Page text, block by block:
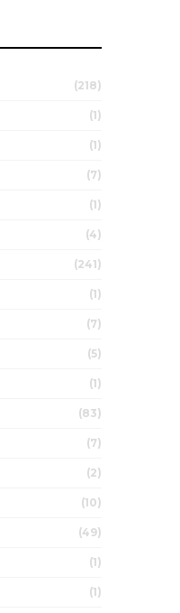
(218)
(1)
(1)
(7)
(1)
(4)
(241)
(1)
(7)
(5)
(1)
(83)
(7)
(2)
(10)
(49)
(1)
(1)